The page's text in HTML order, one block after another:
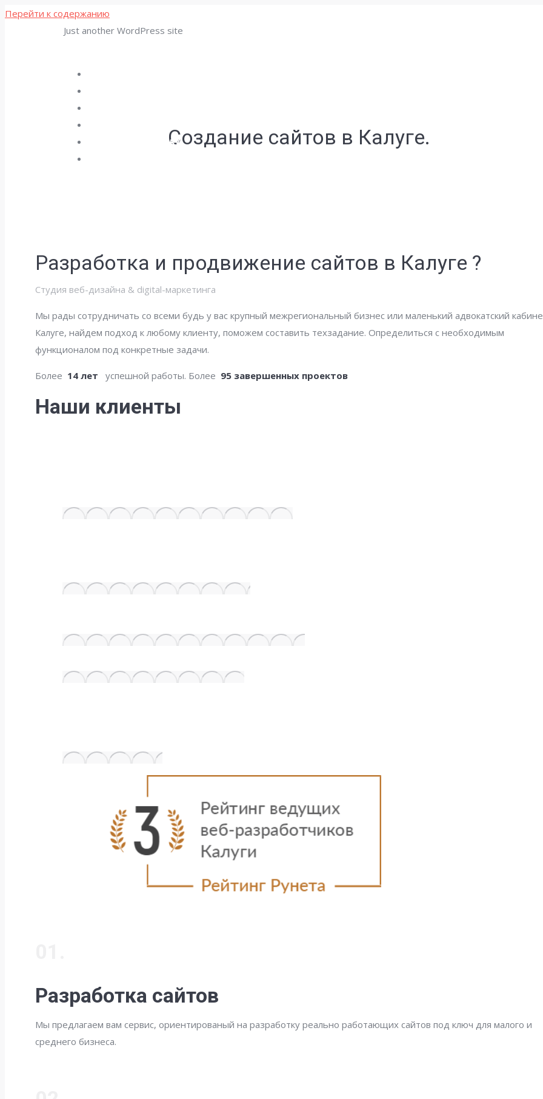
Перейти к содержанию
Just another WordPress site
Оставить заявкуСоздание сайтов в Калуге.
Разработка и продвижение сайтов в Калуге ?
Студия веб-дизайна & digital-маркетинга
Мы рады сотрудничать со всеми будь у вас крупный межрегиональный бизнес или маленький адвокатский
Калуге, найдем подход к любому клиенту, поможем составить техзадание. Определиться с необходимым
функционалом под конкретные задачи.
Более 14 лет успешной работы. Более 95 завершенных проектов
Наши клиенты
Разработка сайтов
Мы предлагаем вам сервис, ориентированый на разработку реально работающих сайтов под ключ для малого и
среднего бизнеса.